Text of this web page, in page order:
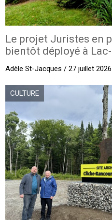
Le projet Juristes en
bientôt déployé à
Adèle St-Jacques / 27 juillet 2026
CULTURE